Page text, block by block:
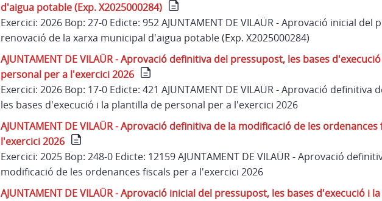
d'aigua potable (Exp. X2025000284)
Exercici: 2026 Bop: 27-0 Edicte: 952 AJUNTAMENT DE VILAÜR - Aprovació inicial del
renovació de la xarxa municipal d'aigua potable (Exp. X2025000284)
AJUNTAMENT DE VILAÜR - Aprovació definitiva del pressupost, les bases
personal per a l'exercici 2026
Exercici: 2026 Bop: 17-0 Edicte: 421 AJUNTAMENT DE VILAÜR - Aprovació definitiva
les bases d'execució i la plantilla de personal per a l'exercici 2026
AJUNTAMENT DE VILAÜR - Aprovació definitiva de la modificació de les
l'exercici 2026
Exercici: 2025 Bop: 248-0 Edicte: 12159 AJUNTAMENT DE VILAÜR - Aprovació
modificació de les ordenances fiscals per a l'exercici 2026
AJUNTAMENT DE VILAÜR - Aprovació inicial del pressupost, les bases d'execució i